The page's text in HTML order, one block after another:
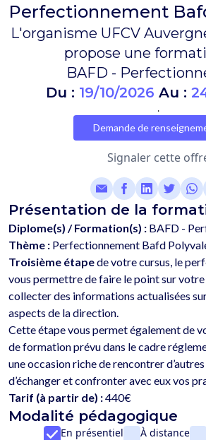
Perfectionnement
L'organisme UFCV
propose une
BAFD -
Du : 19/10/2026 Au :
.
Demande de
Signaler cette
Présentation de la
Diplome(s) / Formation(s) : BAFD -
Thème : Perfectionnement Bafd
Troisième étape de votre cursus, le
vous permettre de faire le point sur
collecter des informations actualisées
aspects de la direction.
Cette étape vous permet également de
de formation prévu dans le cadre
une occasion riche de rencontrer
Tarif (à partir de) :440€
Modalité pédagogique
En présentiel À distance